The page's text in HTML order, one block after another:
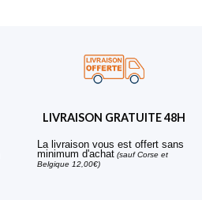
LIVRAISON GRATUITE 48H
La livraison vous est offert sans
minimum d'achat (sauf Corse et
Belgique 12,00€)